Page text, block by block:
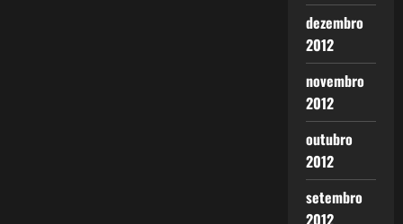
dezembro
2012
novembro
2012
outubro
2012
setembro
2012